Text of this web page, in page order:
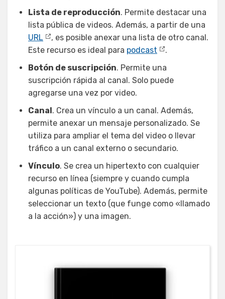
Lista de reproducción. Permite destacar una
lista pública de videos. Además, a partir de una
URL
, es posible anexar una lista de otro canal.
Este recurso es ideal para podcast
.
Botón de suscripción. Permite una
suscripción rápida al canal. Solo puede
agregarse una vez por video.
Canal. Crea un vínculo a un canal. Además,
permite anexar un mensaje personalizado. Se
utiliza para ampliar el tema del video o llevar
tráfico a un canal externo o secundario.
Vínculo. Se crea un hipertexto con cualquier
recurso en línea (siempre y cuando cumpla
algunas políticas de YouTube). Además, permite
seleccionar un texto (que funge como «llamado
a la acción») y una imagen.